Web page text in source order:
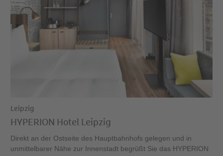
Leipzig
HYPERION Hotel Leipzig
Direkt an der Ostseite des Hauptbahnhofs gelegen und in
unmittelbarer Nähe zur Innenstadt begrüßt Sie das HYPERION